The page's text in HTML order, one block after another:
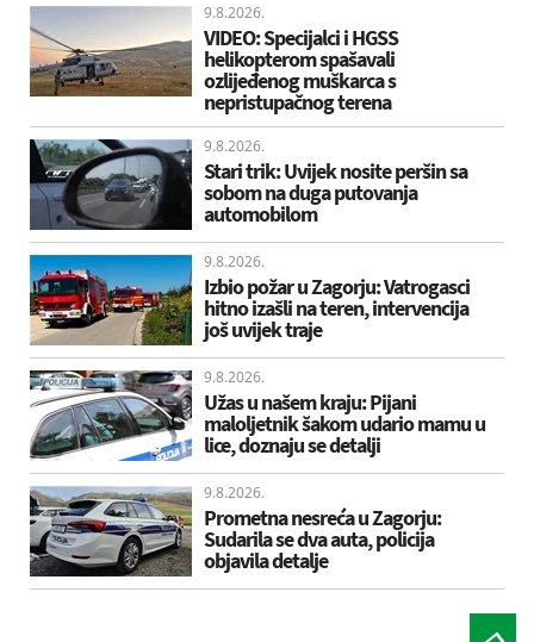
9.8.2026.
VIDEO: Specijalci i HGSS
helikopterom spašavali
ozlijeđenog muškarca s
nepristupačnog terena
9.8.2026.
Stari trik: Uvijek nosite peršin sa
sobom na duga putovanja
automobilom
9.8.2026.
Izbio požar u Zagorju: Vatrogasci
hitno izašli na teren, intervencija
još uvijek traje
9.8.2026.
Užas u našem kraju: Pijani
maloljetnik šakom udario mamu u
lice, doznaju se detalji
9.8.2026.
Prometna nesreća u Zagorju:
Sudarila se dva auta, policija
objavila detalje